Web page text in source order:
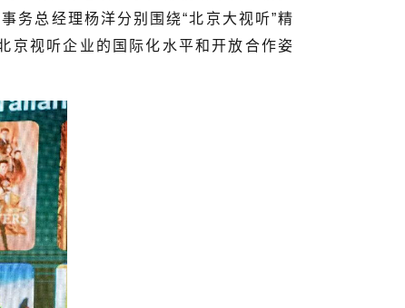
务总经理杨洋分别围绕“北京大视听”精
京视听企业的国际化水平和开放合作姿